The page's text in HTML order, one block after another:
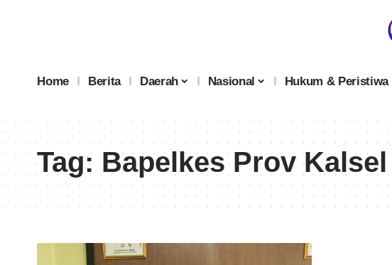
Home Berita Daerah Nasional Hukum & Peristiwa
Tag:Bapelkes Prov Kalsel